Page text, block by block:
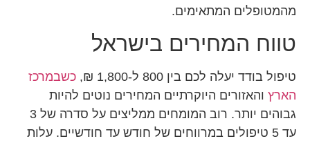
מהמטופלים המתאימים.
טווח המחירים בישראל
טיפול בודד יעלה לכם בין 800 ל-1,800 ₪,
כשבמרכז
הארץ והאזורים היוקרתיים המחירים נוטים להיות
גבוהים יותר. רוב המומחים ממליצים על סדרה של 3
עד 5 טיפולים במרווחים של חודש עד חודשיים. עלות